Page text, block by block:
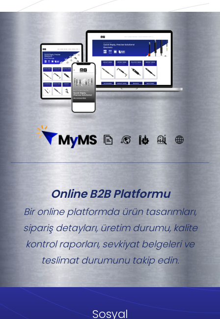
Online B2B Platformu
Bir online platformda ürün tasarımları,
sipariş detayları, üretim durumu, kalite
kontrol raporları, sevkiyat belgeleri ve
teslimat durumunu takip edin.
Sosyal